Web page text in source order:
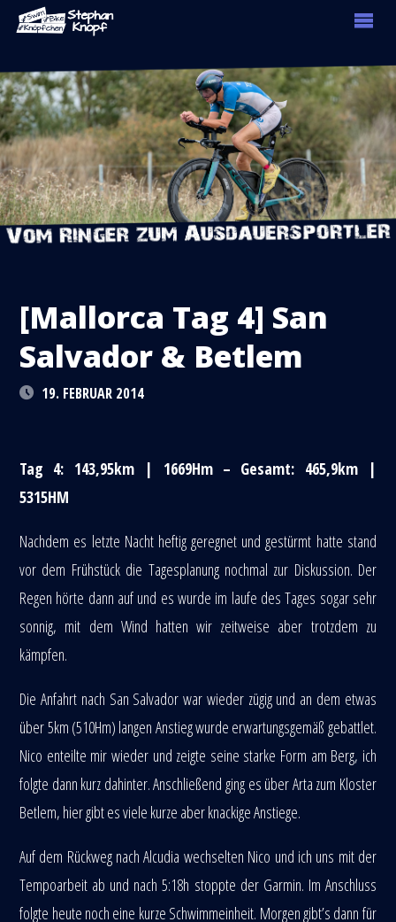
[Mallorca Tag 4] San
Salvador & Betlem
19. FEBRUAR 2014
Tag 4: 143,95km | 1669Hm – Gesamt: 465,9km |
5315HM
Nachdem es letzte Nacht heftig geregnet und gestürmt hatte stand
vor dem Frühstück die Tagesplanung nochmal zur Diskussion. Der
Regen hörte dann auf und es wurde im laufe des Tages sogar sehr
sonnig, mit dem Wind hatten wir zeitweise aber trotzdem zu
kämpfen.
Die Anfahrt nach San Salvador war wieder zügig und an dem etwas
über 5km (510Hm) langen Anstieg wurde erwartungsgemäß gebattlet.
Nico enteilte mir wieder und zeigte seine starke Form am Berg, ich
folgte dann kurz dahinter. Anschließend ging es über Arta zum Kloster
Betlem, hier gibt es viele kurze aber knackige Anstiege.
Auf dem Rückweg nach Alcudia wechselten Nico und ich uns mit der
Tempoarbeit ab und nach 5:18h stoppte der Garmin. Im Anschluss
folgte heute noch eine kurze Schwimmeinheit. Morgen gibt’s dann für